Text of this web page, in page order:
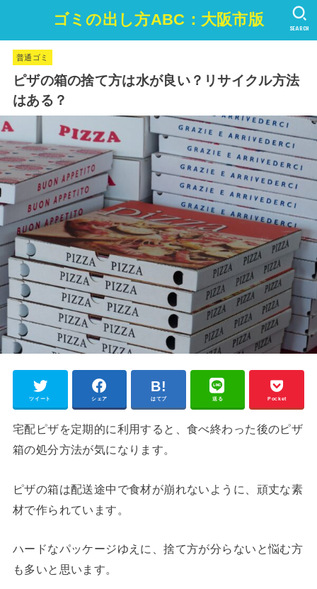
ゴミの出し方ABC：大阪市版 SEARCH
普通ゴミ
ピザの箱の捨て方は水が良い？リサイクル方法
はある？
ツイート シェア はてブ 送る Pocket
宅配ピザを定期的に利用すると、食べ終わった後のピザ
箱の処分方法が気になります。
ピザの箱は配送途中で食材が崩れないように、頑丈な素
材で作られています。
ハードなパッケージゆえに、捨て方が分らないと悩む方
も多いと思います。